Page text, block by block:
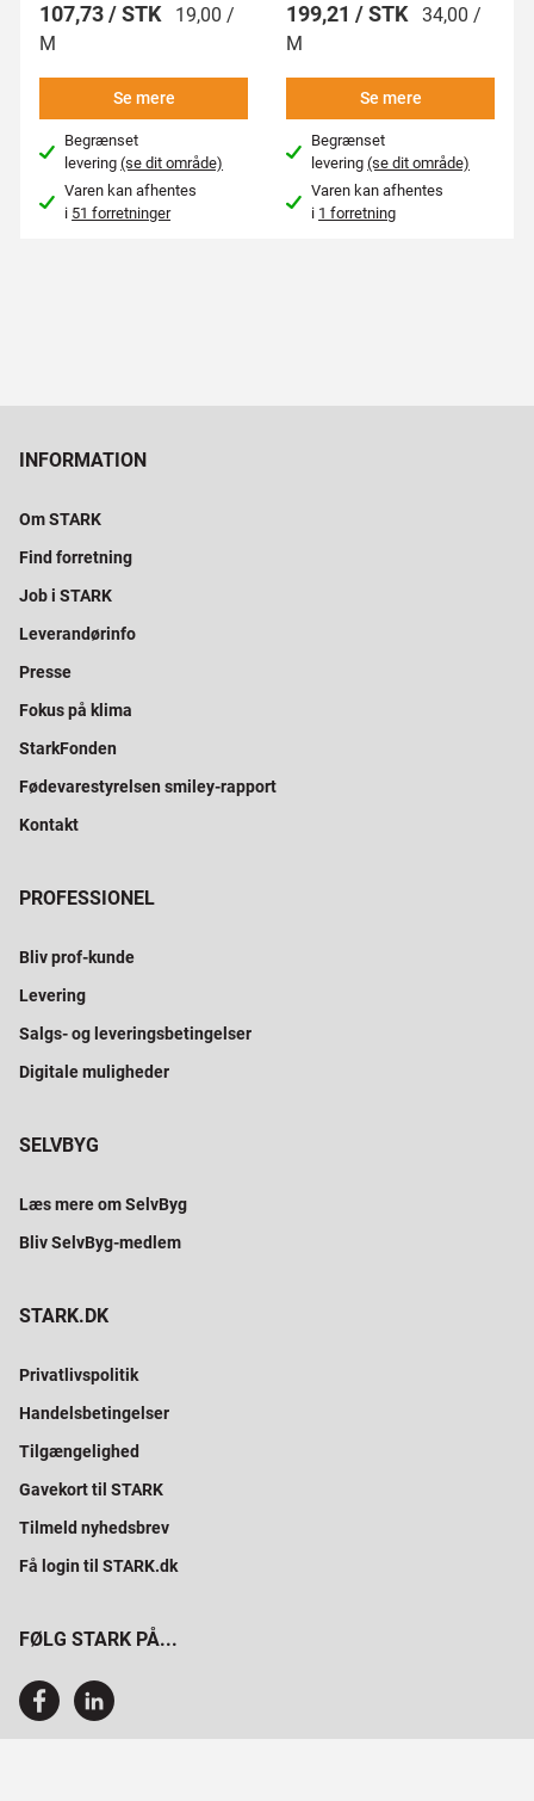
107,73 / STK
19,00 /
M
Se mere
Begrænset
levering(se dit område)
Varen kan afhentes
i 51 forretninger
199,21 / STK 34,00 /
M
Se mere
Begrænset
levering(se dit område)
Varen kan afhentes
i 1 forretning
INFORMATION
Om STARK
Find forretning
Job i STARK
Leverandørinfo
Presse
Fokus på klima
StarkFonden
Fødevarestyrelsen smiley-rapport
Kontakt
PROFESSIONEL
Bliv prof-kunde
Levering
Salgs- og leveringsbetingelser
Digitale muligheder
SELVBYG
Læs mere om SelvByg
Bliv SelvByg-medlem
STARK.DK
Privatlivspolitik
Handelsbetingelser
Tilgængelighed
Gavekort til STARK
Tilmeld nyhedsbrev
Få login til STARK.dk
FØLG STARK PÅ...